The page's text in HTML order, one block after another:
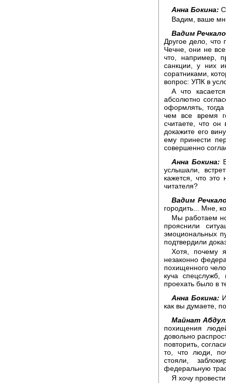
Анна Бокина:
Вадим, ваше
Вадим
Другое дело, что
Чечне, они не
что, например,
санкции, у них
соратниками,
вопрос: УПК в
А что
абсолютно
оформлять,
чем все время
считаете, что он
докажите его
ему принести
совершенно
Анна Бокина:
услышали,
кажется, что
читателя?
Вадим
городить... Мне,
Мы работаем
прояснили
эмоциональных
подтвердили
Хотя, почему
незаконно
похищенного
куча спецслужб,
проехать было в
Анна Бокина:
как вы думаете,
Майнат
похищения
довольно
повторить,
то, что люди,
стояли,
федеральную
Я хочу